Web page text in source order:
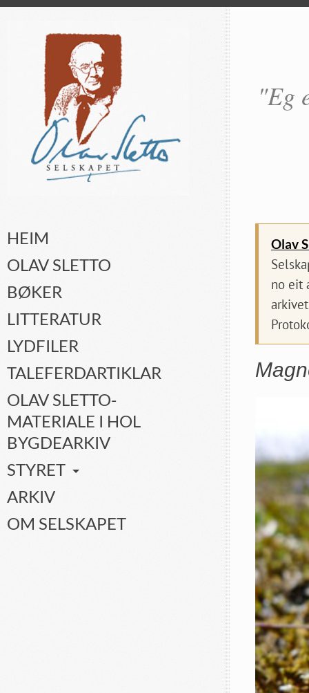
"Eg
Olav
no eit
HEIM
OLAV SLETTO
BØKER
LITTERATUR
LYDFILER
TALEFERDARTIKLAR
OLAV SLETTO-
MATERIALE I HOL
BYGDEARKIV
STYRET
ARKIV
OM SELSKAPET